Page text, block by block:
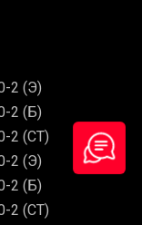
2 (Э)
2 (Б)
2 (СТ)
2 (Э)
2 (Б)
2 (СТ)